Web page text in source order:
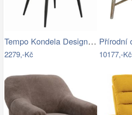
Tempo Kondela Designové křeslo FEDRIS -…
2279,-Kč 10177,-Kč